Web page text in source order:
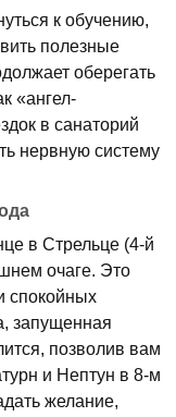
к обучению,
полезные
оберегать
«ангел-
в санаторий
нервную систему
в Стрельце (4-й
очаге. Это
спокойных
запущенная
позволив вам
и Нептун в 8-м
желание,